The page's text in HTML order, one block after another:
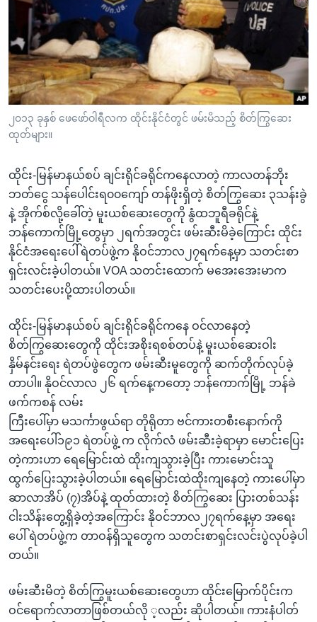
အ
ညွန်း
စာမျက်နှာ
သို့
ကျော်
ကြည့်
ရှာဖွေ
နေရာ
ကျော်
ရန်
မကြေးမုံရဲ့ အင်္ဂလိပ်စာ
ရုပ်ရှင်ထဲက အင်္ဂလိပ်စာ
သုတပဒေသာ အင်္ဂလိပ်စာ
ရေဒီယို
တီဗွီ
ရေဒီယိုနှင့်ရုပ်သံ အချက်အလက်များ
ရေဒီယို/တီဗွီအစီအစဉ်
Learning English
ဗွီအိုအေ လူမှုကွန်ယက်များ
ဘာသာစကားများ
၂၀၁၃ ခုနှစ် ဖေဖော်ဝါရီလက ထိုင်းနိုင်ငံတွင် ဖမ်းမိသည့် စိတ်ကြွဆေး
ထုတ်များ။
ထိုင်း-မြန်မာနယ်စပ် ချင်းရိုင်ခရိုင်ကနေလာတဲ့ ကာလတန်ဘိုး
ဘတ်ငွေ သန်ပေါင်းရ၀၀ကျော် တန်ဖိုးရှိတဲ့ စိတ်ကြွဆေး ၃သန်းခွဲ
နဲ့ အိုက်စ်လို့ခေါ်တဲ့ မူးယစ်ဆေးတွေကို နွံထဘူရီခရိုင်နဲ့
ဘန်ကောက်မြို့တွေမှာ ၂ရက်အတွင်း ဖမ်းဆီးမိခဲ့ကြောင်း ထိုင်း
နိုင်ငံအရေးပေါ်ရဲတပ်ဖွဲ့က နိုဝင်ဘာလ၂၇ရက်နေ့မှာ သတင်းစာ
ရှင်းလင်းခဲ့ပါတယ်။ VOA သတင်းထောက် မအေးအေးမာက
သတင်းပေးပို့ထားပါတယ်။
ထိုင်း-မြန်မာနယ်စပ် ချင်းရိုင်ခရိုင်ကနေ ဝင်လာနေတဲ့
စိတ်ကြွဆေးတွေကို ထိုင်းအစိုးရစစ်တပ်နဲ့ မူးယစ်ဆေးဝါး
နှိမ်နင်းရေး ရဲတပ်ဖွဲတွေက ဖမ်းဆီးမူတွေကို ဆက်တိုက်လုပ်ခဲ့
တာပါ။ နိုဝင်လာလ ၂၆ ရက်နေ့ကတော့ ဘန်ကောက်မြို့ ဘန်ခဲ
ဖက်ကစန် လမ်း
ကြီးပေါ်မှာ မသင်္ကာဖွယ်ရာ တိုရိုတာ ဗင်ကားတစီးနောက်ကို
အရေးပေါ်၁၉၁ ရဲတပ်ဖွဲ့ က လိုက်လံ ဖမ်းဆီးခဲ့ရာမှာ မောင်းပြေး
တဲ့ကားဟာ ရေမြောင်းထဲ ထိုးကျသွားခဲ့ပြီး ကားမောင်းသူ
ထွက်ပြေးသွားခဲ့ပါတယ်။ ရေမြောင်းထဲထိုးကျနေတဲ့ ကားပေါ်မှာ
ဆာလာအိပ် (၇)အိပ်နဲ့ ထုတ်ထားတဲ့ စိတ်ကြွဆေး ပြားတစ်သန်း
ငါးသိန်းတွေ့ရှိခဲ့တဲ့အကြောင်း နိုဝင်ဘာလ၂၇ရက်နေ့မှာ အရေး
ပေါ် ရဲတပ်ဖွဲ့က တာဝန်ရှိသူတွေက သတင်းစာရှင်းလင်းပွဲလုပ်ခဲ့ပါ
တယ်။
ဖမ်းဆီးမိတဲ့ စိတ်ကြွမူးယစ်ဆေးတွေဟာ ထိုင်းမြောက်ပိုင်းက
ဝင်ရောက်လာတာဖြစ်တယ်လို ့လည်း ဆိုပါတယ်။ ကားနံပါတ်